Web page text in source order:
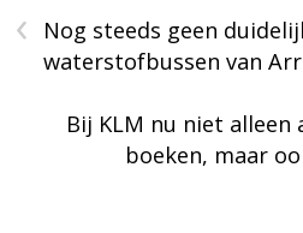
‹
Nog steeds geen
waterstofbussen van
Bij KLM nu niet
boeken, maar